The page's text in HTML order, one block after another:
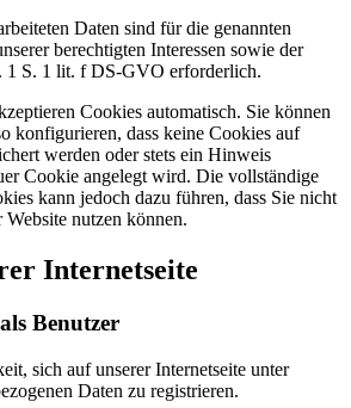
Daten sind für die genannten
berechtigten Interessen sowie der
1 S. 1 lit. f DS-GVO erforderlich.
Cookies automatisch. Sie können
konfigurieren, dass keine Cookies auf
werden oder stets ein Hinweis
Cookie angelegt wird. Die vollständige
kann jedoch dazu führen, dass Sie nicht
nutzen können.
Internetseite
Benutzer
sich auf unserer Internetseite unter
Daten zu registrieren.